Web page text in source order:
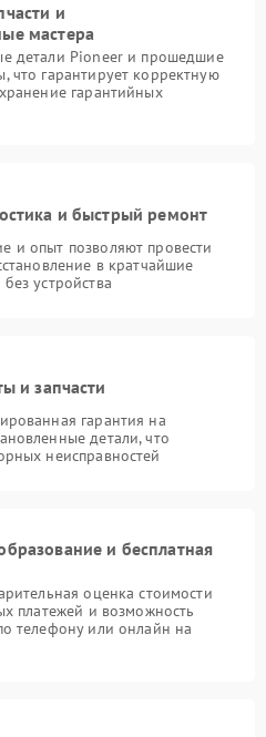
и
мастера
детали Pioneer и прошедшие
что гарантирует корректную
гарантийных
и быстрый ремонт
и опыт позволяют провести
в кратчайшие
устройства
и запчасти
гарантия на
детали, что
неисправностей
и бесплатная
оценка стоимости
платежей и возможность
телефону или онлайн на